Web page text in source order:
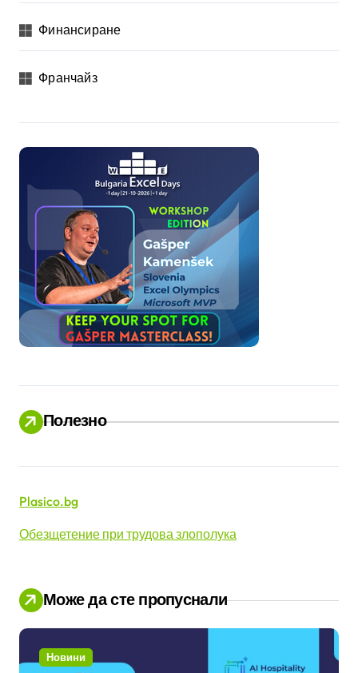
Финансиране
Франчайз
Полезно
Plasico.bg
Обезщетение при трудова злополука
Може да сте пропуснали
Новини